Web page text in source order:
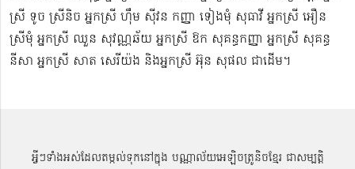
ស្រី ទូច ស្រីនិច អ្នកស្រី ហ៊ឹម ស៊ីវន កញ្ញា​ ទៀងមុំ សុធាវី​​​ អ្នកស្រី អឿន
ស្រីមុំ អ្នកស្រី ឈួន សុវណ្ណឆ័យ អ្នកស្រី ឱក សុគន្ធកញ្ញា អ្នកស្រី សុគន្ធ
នីសា អ្នកស្រី សាត សេរីយ៉ង​ និងអ្នកស្រី​ អ៊ុន សុផល ជាដើម។
អ្វីៗទាំងអស់ដែលតម្កល់ទុកនៅក្នុង បណ្ណាល័យអេឡិចត្រូនិចខ្មែរ ជាសម្បតិ្ត